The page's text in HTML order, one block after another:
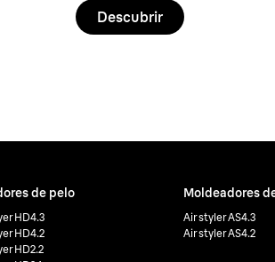
Descubrir
de pelo
HD4.3
HD4.2
HD2.2
Moldeadores
Air styler AS4.3
Air styler AS4.2